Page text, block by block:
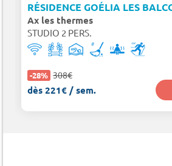
RÉSIDENCE GOÉLIA LES
Ax les thermes
STUDIO 2 PERS.
-28% 308€
dès 221€ / sem.